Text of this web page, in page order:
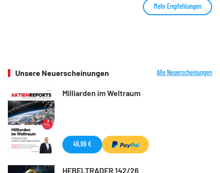
Mehr Empfehlungen
Unsere Neuerscheinungen Alle Neuerscheinungen
Milliarden im Weltraum
49,99 €
HEBELTRADER 142/26